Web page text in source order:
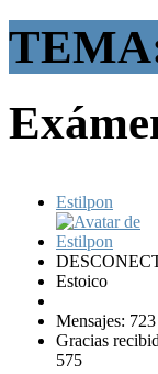
Estilpon
Estoico
Mensajes: 723
Gracias
575